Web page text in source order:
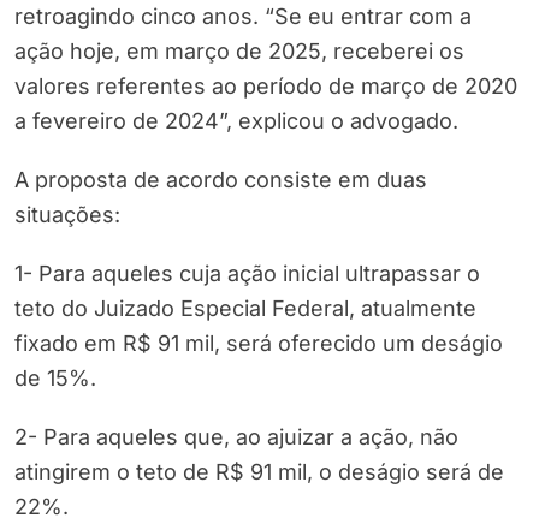
retroagindo cinco anos. “Se eu entrar com a
ação hoje, em março de 2025, receberei os
valores referentes ao período de março de 2020
a fevereiro de 2024”, explicou o advogado.
A proposta de acordo consiste em duas
situações:
1- Para aqueles cuja ação inicial ultrapassar o
teto do Juizado Especial Federal, atualmente
fixado em R$ 91 mil, será oferecido um deságio
de 15%.
2- Para aqueles que, ao ajuizar a ação, não
atingirem o teto de R$ 91 mil, o deságio será de
22%.